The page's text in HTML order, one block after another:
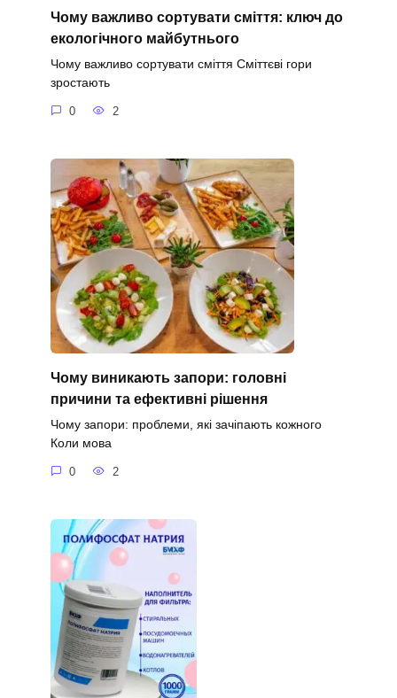
Чому важливо сортувати сміття: ключ до
екологічного майбутнього
Чому важливо сортувати сміття Сміттєві гори
зростають
0 2
Чому виникають запори: головні
причини та ефективні рішення
Чому запори: проблеми, які зачіпають кожного
Коли мова
0 2